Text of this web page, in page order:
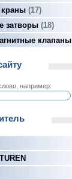
17
затворы 18
клапаны
например: